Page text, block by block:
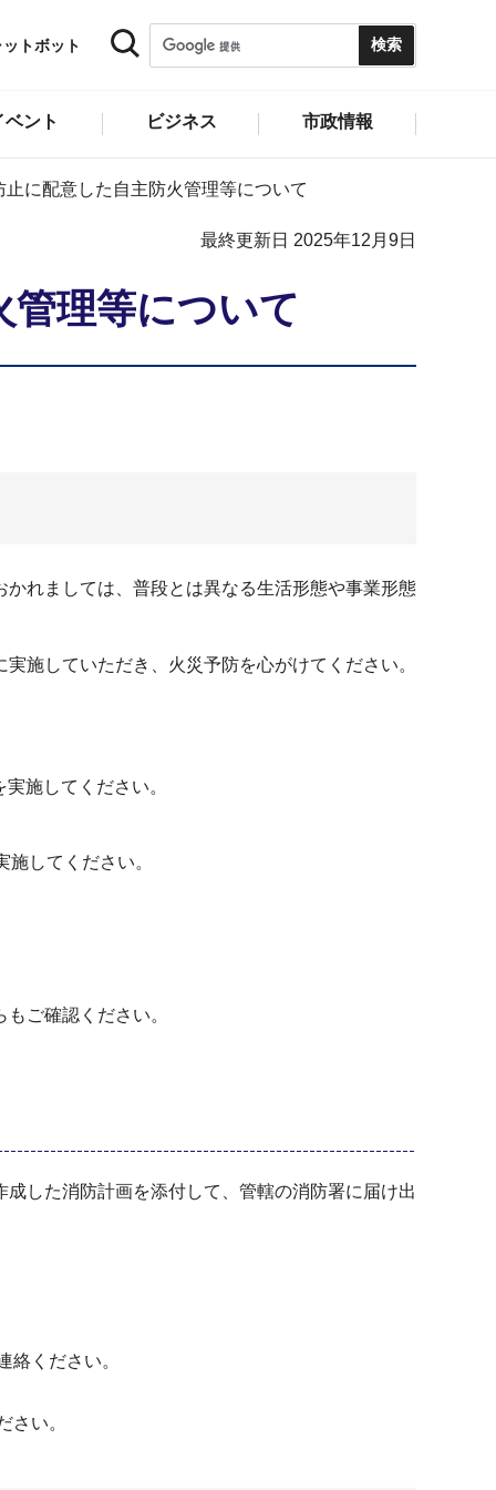
トボット
ント ビジネス 市政情報
に配意した自主防火管理等について
最終更新日 2025年12月9日
理等について
れましては、普段とは異なる生活形態や事業形態
施していただき、火災予防を心がけてください。
施してください。
してください。
ご確認ください。
した消防計画を添付して、管轄の消防署に届け出
ください。
い。